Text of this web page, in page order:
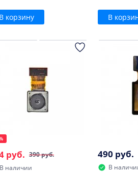
В корзину В
390 руб.
руб.
В наличии
490 руб.
В